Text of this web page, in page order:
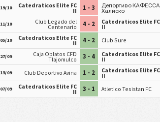
19/10 Catedraticos Elite FC
II 1 - 3 Депортиво КАФЕССА
Халиско
11/10 Club Legado del
Centenario 4 - 2 Catedraticos Elite FC
II
05/10 Catedraticos Elite FC
II 4 - 2 Club Sure
27/09 Caja Oblatos CFD
Tlajomulco 3 - 4 Catedraticos Elite FC
II
13/09 Club Deportivo Avina 1 - 2 Catedraticos Elite FC
II
07/09 Catedraticos Elite FC
II 3 - 1 Atletico Tesistan FC